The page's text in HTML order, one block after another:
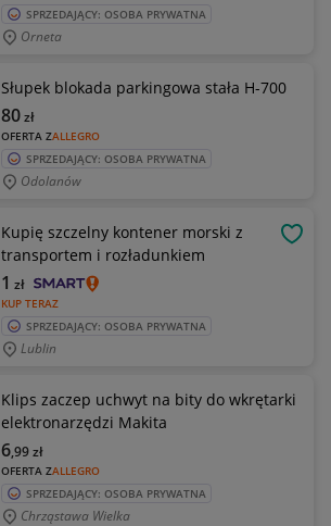
SPRZEDAJĄCY: OSOBA PRYWATNA
Orneta
Słupek blokada parkingowa stała H-700
OFERTA ZALLEGRO
80zł
SPRZEDAJĄCY: OSOBA PRYWATNA
Odolanów
Kupię szczelny kontener morski z
transportem i rozładunkiem
KUP TERAZ
1 zł
SPRZEDAJĄCY: OSOBA PRYWATNA
Lublin
Klips zaczep uchwyt na bity do wkrętarki
elektronarzędzi Makita
OFERTA ZALLEGRO
6,99zł
SPRZEDAJĄCY: OSOBA PRYWATNA
Chrząstawa Wielka